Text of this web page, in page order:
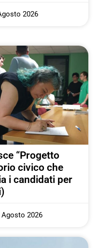
2026
“Progetto
civico che
i candidati per
Agosto 2026